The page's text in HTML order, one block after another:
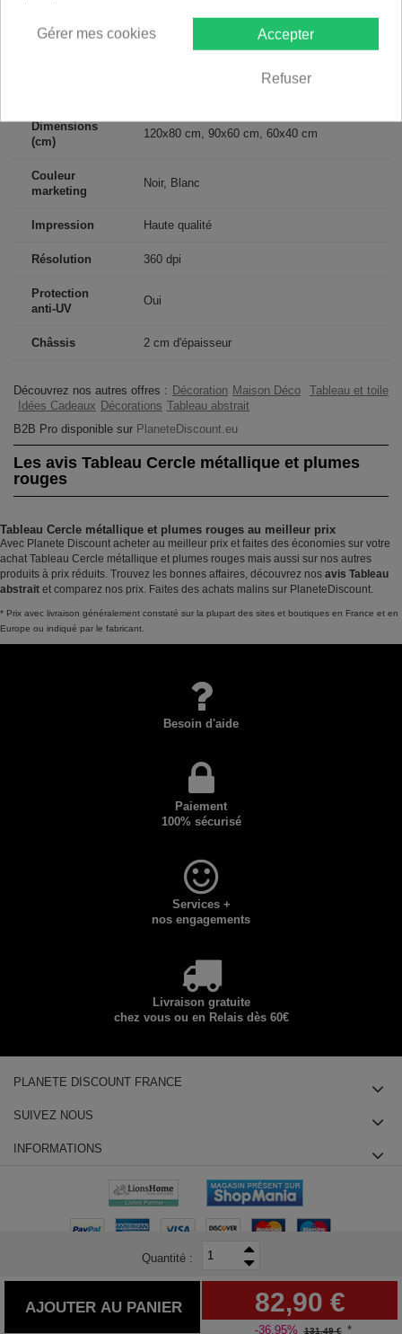
82,90 €
-36.95% 131,49 € *
Quantité :
AJOUTER AU PANIER
Dimensions
(cm)
120x80 cm, 90x60 cm, 60x40 cm
Couleur
marketing
Noir, Blanc
Impression Haute qualité
Résolution 360 dpi
Protection
anti-UV
Oui
Châssis 2 cm d'épaisseur
Découvrez nos autres offres : Décoration Maison Déco
Tableau et toile
Idées Cadeaux Décorations Tableau abstrait
B2B Pro disponible sur PlaneteDiscount.eu
Les avis Tableau Cercle métallique et plumes
rouges
Tableau Cercle métallique et plumes rouges au meilleur prix
Avec Planete Discount acheter au meilleur prix et faites des économies sur votre
achat Tableau Cercle métallique et plumes rouges mais aussi sur nos autres
produits à prix réduits. Trouvez les bonnes affaires, découvrez nos avis Tableau
abstrait et comparez nos prix. Faites des achats malins sur PlaneteDiscount.
* Prix avec livraison généralement constaté sur la plupart des sites et boutiques en France et en
Europe ou indiqué par le fabricant.
Besoin d'aide
Paiement
100% sécurisé
Services +
nos engagements
Livraison gratuite
chez vous ou en Relais dès 60€
PLANETE DISCOUNT FRANCE
SUIVEZ NOUS
INFORMATIONS
chemin des Groseilliers 91760 ITTEVILLE - Téléphone : +33180855415
Accepter
Refuser
Gérer mes cookies